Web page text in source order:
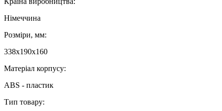
Німеччина
Розміри, мм:
338х190х160
Матеріал корпусу:
ABS - пластик
Тип товару: